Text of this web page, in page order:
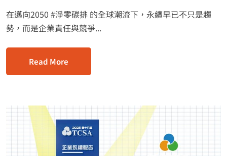
在邁向2050 #淨零碳排 的全球潮流下，永續早已不只是趨
勢，而是企業責任與競爭...
Read More